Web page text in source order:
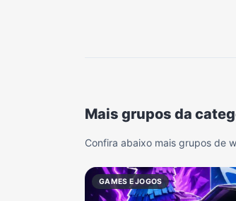
Mais grupos da
Confira abaixo mais grupos de
GAMES E JOGOS